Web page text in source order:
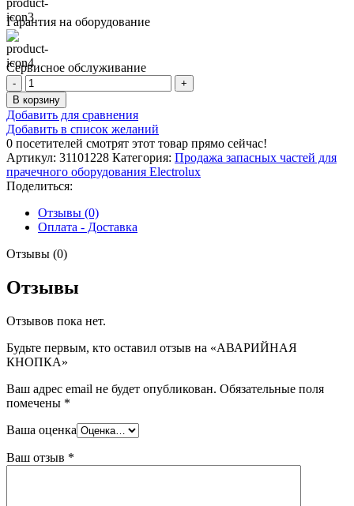
Гарантия на оборудование
Сервисное обслуживание
Количество
товара
АВАРИЙНАЯ
КНОПКА
В корзину
Добавить для сравнения
Добавить в список желаний
0 посетителей смотрят этот товар прямо сейчас!
Артикул: 31101228 Категория: Продажа запасных частей для
прачечного оборудования Electrolux
Поделиться:
Отзывы (0)
Оплата - Доставка
Отзывы (0)
Отзывы
Отзывов пока нет.
Будьте первым, кто оставил отзыв на «АВАРИЙНАЯ
КНОПКА»
Ваш адрес email не будет опубликован. Обязательные поля
помечены *
Ваша оценка
Ваш отзыв *